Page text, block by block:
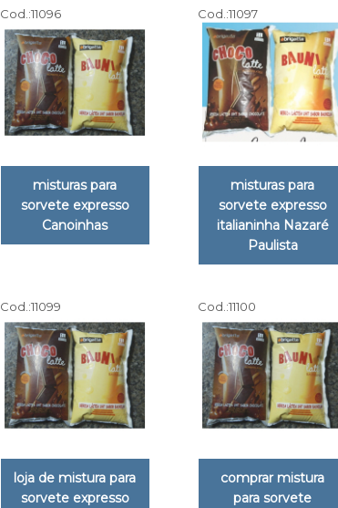
Cod.:11096
misturas para
sorvete expresso
Canoinhas
Cod.:11097
misturas para
sorvete expresso
italianinha Nazaré
Paulista
Cod.:11099
loja de mistura para
sorvete expresso
Cod.:11100
comprar mistura
para sorvete